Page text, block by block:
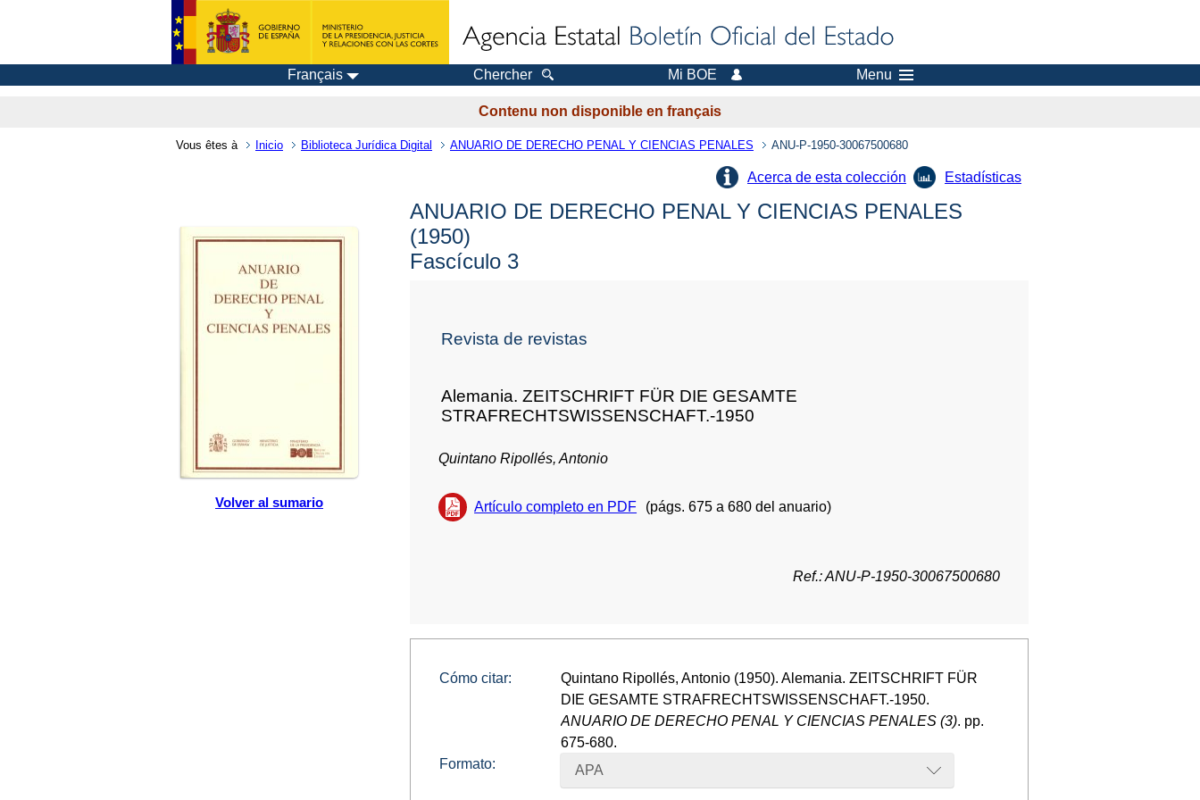
Français Chercher Mi BOE Menu
Contenu non disponible en français
Vous êtes à Inicio Biblioteca Jurídica Digital ANUARIO DE DERECHO PENAL Y CIENCIAS PENALES ANU-P-1950-30067500680
Acerca de esta colección Estadísticas
Volver al sumario
ANUARIO DE DERECHO PENAL Y CIENCIAS PENALES
(1950)
Fascículo 3
Revista de revistas
Alemania. ZEITSCHRIFT FÜR DIE GESAMTE
STRAFRECHTSWISSENSCHAFT.-1950
Quintano Ripollés, Antonio
Artículo completo en PDF (págs. 675 a 680 del anuario)
Ref.: ANU-P-1950-30067500680
Cómo citar:
Quintano Ripollés, Antonio (1950). Alemania. ZEITSCHRIFT FÜR
DIE GESAMTE STRAFRECHTSWISSENSCHAFT.-1950.
ANUARIO DE DERECHO PENAL Y CIENCIAS PENALES (3). pp.
675-680.
Formato:
APA